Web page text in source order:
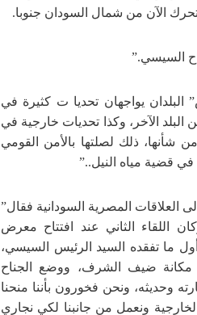
الآن من شمال السودان جنوبا.
السيسي.”
البلدان يواجهان تحديا ت كثيرة في
الآخر، وكذا تحديات خارجية في
شأنها، ذلك لصلتها بالأمن القومي
في قضية مياه النيل..”
العلاقات المصرية السودانية فقال”
اللقاء الثاني عند افتتاح معرض
ما تفقده السيد الرئيس السيسي،
مكانة ضيف الشرف، ووضع الجناح
وحديثه، ونحن فخورون بأننا منحنا
ونعمل من جانبنا لكي نجاري